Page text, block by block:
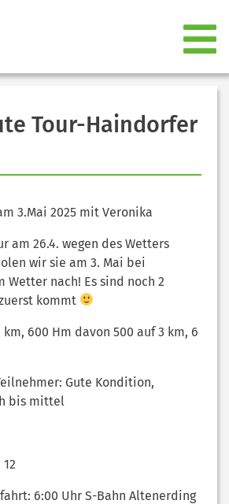
Tour-Haindorfer
3.Mai 2025 mit Veronika
am 26.4. wegen des Wetters
wir sie am 3. Mai bei
Wetter nach! Es sind noch 2
kommt
600 Hm davon 500 auf 3 km, 6
Gute Kondition,
bis mittel
6:00 Uhr S-Bahn Altenerding